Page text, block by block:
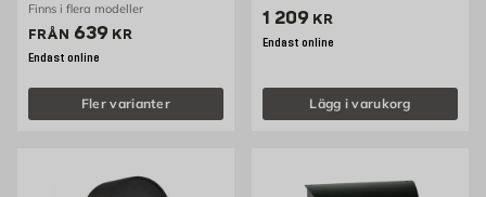
Finns i flera modeller
FRÅN Pris 639 kr
639 KR
Endast online
Fler varianter
Pris 1209 kr
1 209 KR
Endast online
Lägg i varukorg